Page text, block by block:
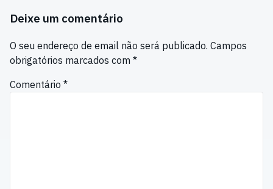
Deixe um comentário
O seu endereço de email não será publicado. Campos
obrigatórios marcados com *
Comentário *